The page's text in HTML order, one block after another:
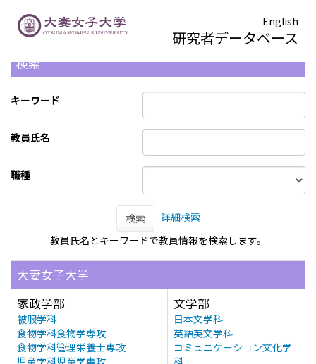
English
研究者データベース
検索
キーワード
教員氏名
職種
検索
詳細検索
教員氏名とキーワードで教員情報を検索します。
大妻女子大学
家政学部
被服学科
食物学科食物学専攻
食物学科管理栄養士専攻
児童学科児童学専攻
文学部
日本文学科
英語英文学科
コミュニケーション文化学
科